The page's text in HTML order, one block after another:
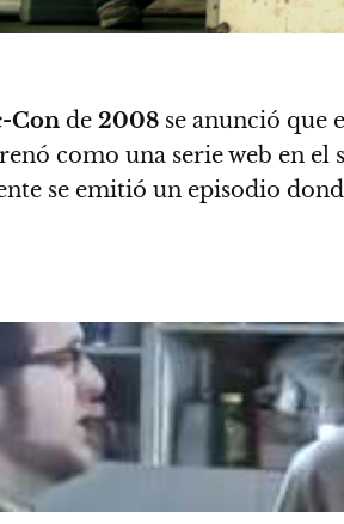
Con de 2008 se anunció que
como una serie web en
se emitió un episodio